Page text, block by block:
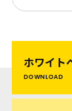
ホワイト
DOWNLOAD